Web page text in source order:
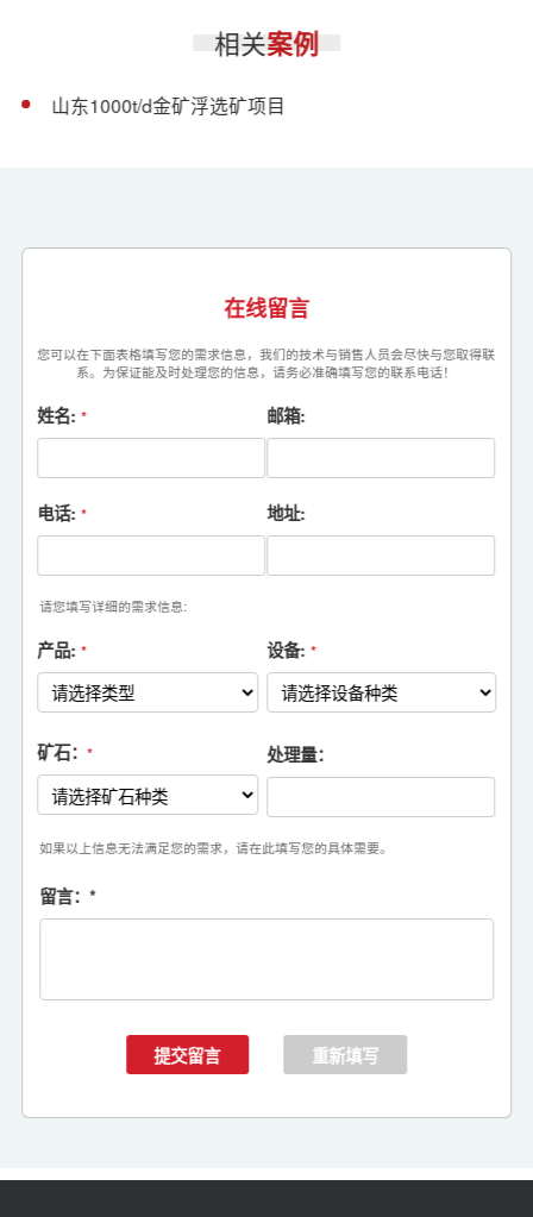
相关案例
山东1000t/d金矿浮选矿项目
在线留言
您可以在下面表格填写您的需求信息，我们的技术与销售人员会尽快与您取得联
系。为保证能及时处理您的信息，请务必准确填写您的联系电话！
姓名: * 邮箱:
电话: * 地址:
请您填写详细的需求信息:
产品: * 设备: *
矿石： * 处理量：
如果以上信息无法满足您的需求，请在此填写您的具体需要。
留言：*